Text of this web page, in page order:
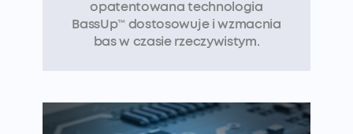
opatentowana technologia
BassUp™ dostosowuje i wzmacnia
bas w czasie rzeczywistym.